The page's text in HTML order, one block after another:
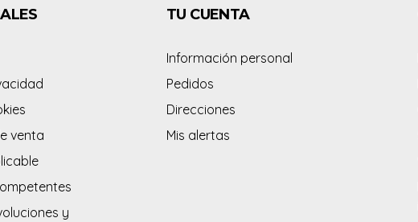
venta
y
TU CUENTA
Información personal
Pedidos
Direcciones
Mis alertas